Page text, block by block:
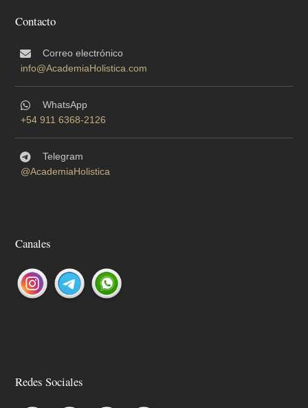
Contacto
Correo electrónico
info@AcademiaHolistica.com
WhatsApp
+54 911 6368-2126
Telegram
@AcademiaHolistica
Canales
Redes Sociales